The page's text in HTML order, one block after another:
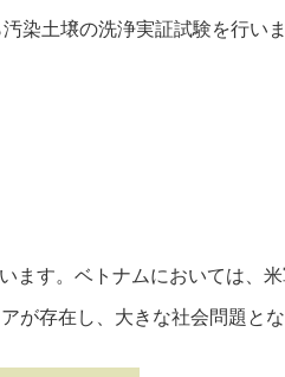
染土壌の洗浄実証試験を行いま
ます。ベトナムにおいては、米
が存在し、大きな社会問題とな